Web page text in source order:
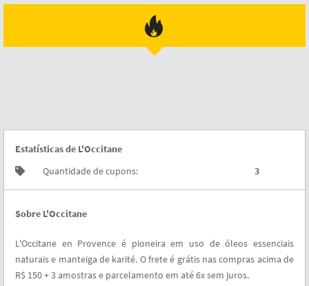
Estatísticas de L'Occitane
Quantidade de cupons:
3
Sobre L'Occitane
L'Occitane en Provence é pioneira em uso de óleos essenciais
naturais e manteiga de karité. O frete é grátis nas compras acima de
R$ 150 + 3 amostras e parcelamento em até 6x sem juros.